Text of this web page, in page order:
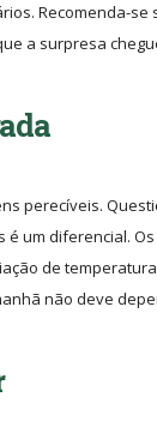
Recomenda-
a surpresa
perecíveis.
um diferencial.
de
não deve